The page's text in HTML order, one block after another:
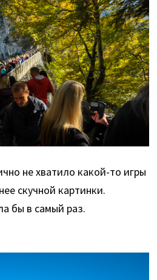
не хватило какой-то игры
скучной картинки.
бы в самый раз.